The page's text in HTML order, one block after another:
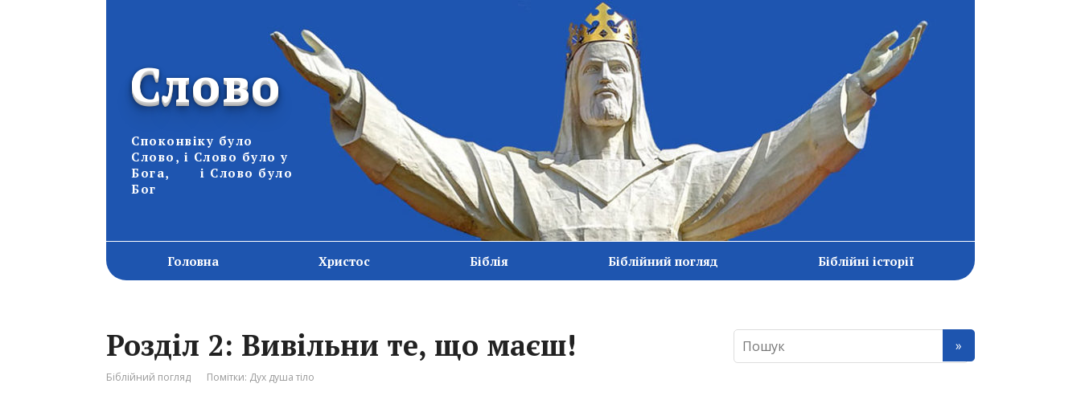
Слово
Споконвіку було
Слово, і Слово було у
Бога, і Слово було
Бог
Головна Христос Біблія Біблійний погляд Біблійні історії
Розділ 2: Вивільни те, що маєш!
Біблійний погляд Помітки: Дух душа тіло